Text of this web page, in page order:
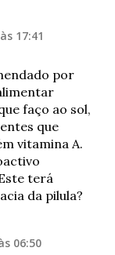
17:41
por
faço ao sol,
que
vitamina A.
terá
da pilula?
06:50